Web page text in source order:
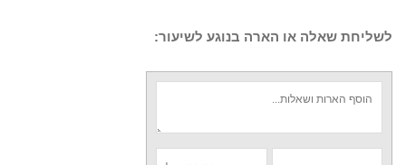
לשליחת שאלה או הארה בנוגע לשיעור: